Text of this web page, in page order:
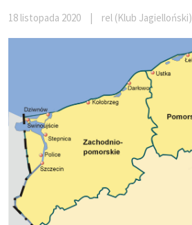
18 listopada 2020 rel (Klub Jagielloński)